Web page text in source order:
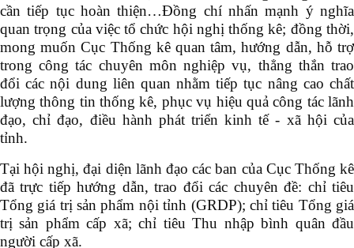
cần tiếp tục hoàn thiện…Đồng chí nhấn mạnh ý nghĩa
quan trọng của việc tổ chức hội nghị thống kê; đồng thời,
mong muốn Cục Thống kê quan tâm, hướng dẫn, hỗ trợ
trong công tác chuyên môn nghiệp vụ, thẳng thắn trao
đổi các nội dung liên quan nhằm tiếp tục nâng cao chất
lượng thông tin thống kê, phục vụ hiệu quả công tác lãnh
đạo, chỉ đạo, điều hành phát triển kinh tế - xã hội của
tỉnh.
Tại hội nghị, đại diện lãnh đạo các ban của Cục Thống kê
đã trực tiếp hướng dẫn, trao đổi các chuyên đề: chỉ tiêu
Tổng giá trị sản phẩm nội tỉnh (GRDP); chỉ tiêu Tổng giá
trị sản phẩm cấp xã; chỉ tiêu Thu nhập bình quân đầu
người cấp xã.